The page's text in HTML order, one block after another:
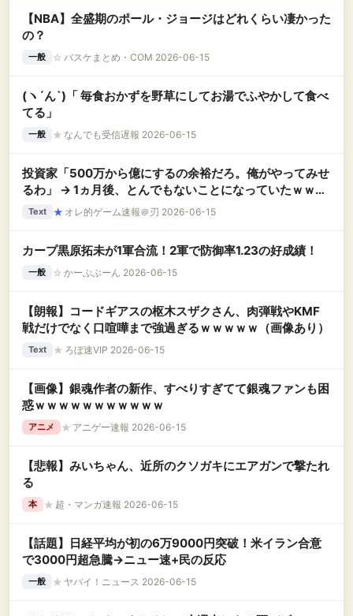
【NBA】全盛期のポール・ジョージはどれくらい凄かった
の？
一般 ☆ バスケまとめ・COM 2026-06-15
(ヽ´ん`)「 毎食おかずを野草にしてお湯でふやかして食べ
てる」
一般 ★ なんでも受信遅報 2026-06-15
投資家「500万から億にするの余裕だろ。俺がやってみせ
るわ」 → 1ヵ月後、とんでもないことになっていたｗｗｗ
ｗｗ
Text ★ オレ的ゲーム速報＠刃 2026-06-15
カープ黒原拓未が1軍合流！2軍で防御率1.23の好成績！
一般 ☆ かーぷぶーん 2026-06-15
【朗報】コードギアスの枢木スザクさん、肉弾戦やKMF
戦だけでなく口喧嘩まで強過ぎるｗｗｗｗｗ（画像あり）
Text ★ ろぼ速VIP 2026-06-15
【画像】銀魂作者の新作、すべりすぎてて銀魂ファンも困
惑ｗｗｗｗｗｗｗｗｗｗｗ
アニメ ★ アニゲー速報 2026-06-15
【悲報】みいちゃん、近所のクソガキにエアガンで撃たれ
る
本 ★ 超・マンガ速報 2026-06-15
【話題】日経平均が初の6万9000円突破！米イラン合意
で3000円超急騰→ニュー速+民の反応
一般 ★ ヤバイ！ニュース 2026-06-15